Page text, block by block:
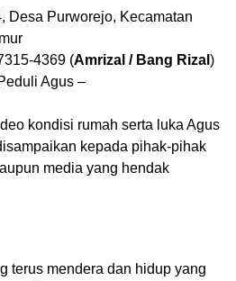
Desa Purworejo, Kecamatan
4369 (Amrizal / Bang Rizal )
Agus –
kondisi rumah serta luka Agus
kepada pihak-pihak
media yang hendak
terus mendera dan hidup yang